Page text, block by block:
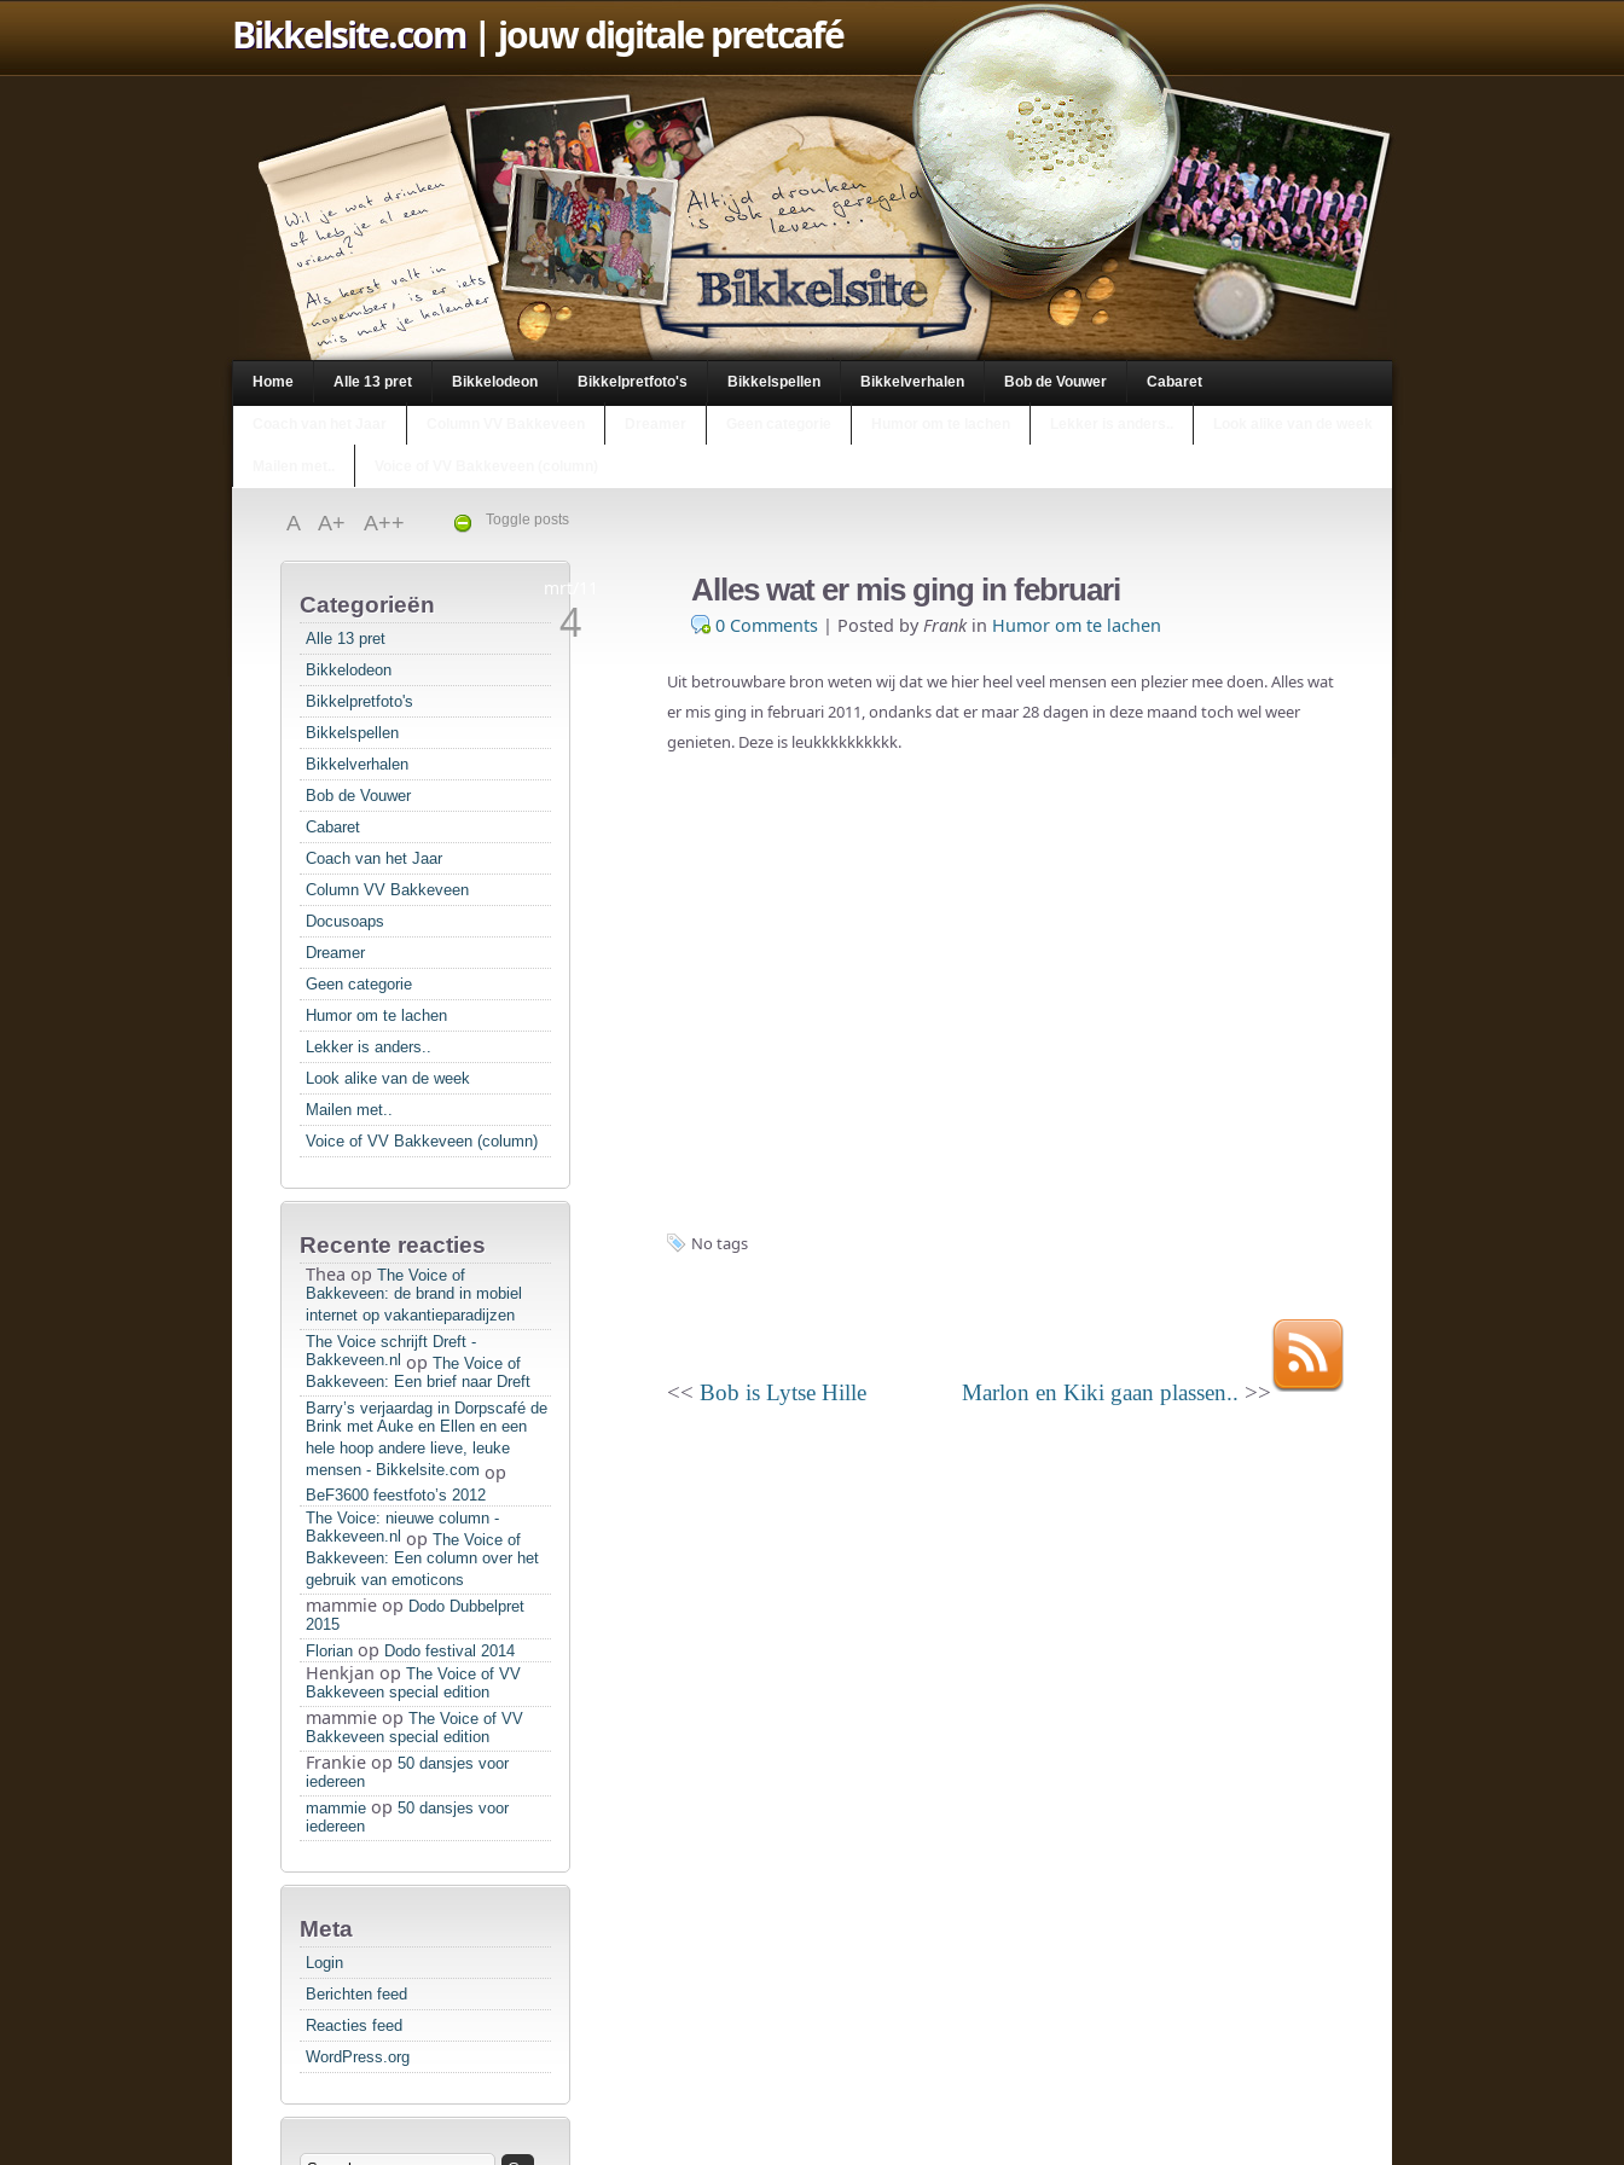
Bikkelsite.com| jouw digitale pretcafé
Home Alle 13 pret Bikkelodeon Bikkelpretfoto's Bikkelspellen Bikkelverhalen Bob de Vouwer Cabaret
Toggle posts
A A+ A++
Categorieën
Alle 13 pret
Bikkelodeon
Bikkelpretfoto's
Bikkelspellen
Bikkelverhalen
Bob de Vouwer
Cabaret
Coach van het Jaar
Column VV Bakkeveen
Docusoaps
Dreamer
Geen categorie
Humor om te lachen
Lekker is anders..
Look alike van de week
Mailen met..
Voice of VV Bakkeveen (column)
Recente reacties
Thea op The Voice of
Bakkeveen: de brand in mobiel
internet op vakantieparadijzen
The Voice schrijft Dreft -
Bakkeveen.nl op The Voice of
Bakkeveen: Een brief naar Dreft
Barry’s verjaardag in Dorpscafé de
Brink met Auke en Ellen en een
hele hoop andere lieve, leuke
mensen - Bikkelsite.com op
BeF3600 feestfoto’s 2012
The Voice: nieuwe column -
Bakkeveen.nl op The Voice of
Bakkeveen: Een column over het
gebruik van emoticons
mammie op Dodo Dubbelpret
2015
Florian op Dodo festival 2014
Henkjan op The Voice of VV
Bakkeveen special edition
mammie op The Voice of VV
Bakkeveen special edition
Frankie op 50 dansjes voor
iedereen
mammie op 50 dansjes voor
iedereen
Meta
Login
Berichten feed
Reacties feed
WordPress.org
mrt/11
4
Alles wat er mis ging in februari
0 Comments | Posted byFrankin Humor om te lachen
Uit betrouwbare bron weten wij dat we hier heel veel mensen een plezier mee doen. Alles wat
er mis ging in februari 2011, ondanks dat er maar 28 dagen in deze maand toch wel weer
genieten. Deze is leukkkkkkkkkk.
No tags
<< Bob is Lytse Hille Marlon en Kiki gaan plassen.. >>